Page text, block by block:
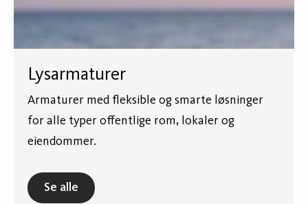
Lysarmaturer
Armaturer med fleksible og smarte løsninger
for alle typer offentlige rom, lokaler og
eiendommer.
Se alle